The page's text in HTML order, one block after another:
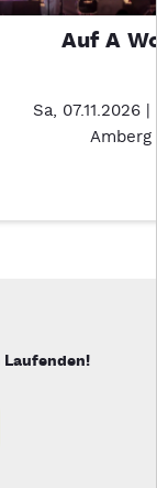
Auf A
Sa, 07.11.2026
Amberg